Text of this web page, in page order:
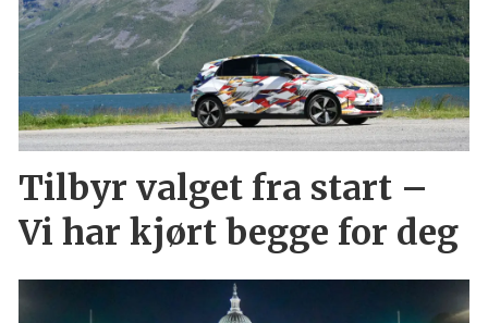
Tilbyr valget fra start –
Vi har kjørt begge for deg